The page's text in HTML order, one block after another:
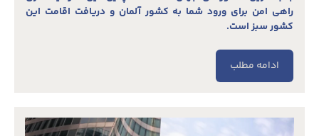
راهی امن برای ورود شما به کشور آلمان و دریافت اقامت این
کشور سبز است.
ادامه مطلب